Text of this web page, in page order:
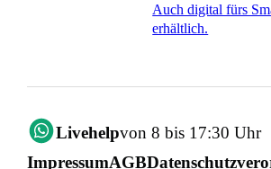
Auch digital fürs
erhältlich.
Livehelpvon 8 bis 17:30 Uhr
ImpressumAGB